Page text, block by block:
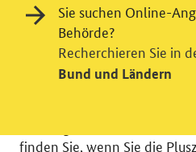
Wir bitten Sie an dieser
verschiedene Zusatzdienste
möchten die Nutzeraktivität
datenschutzfreundlicher
finden Sie, wenn Sie die
Sie suchen Online-
Behörde?
Recherchieren Sie in
Bund und Ländern